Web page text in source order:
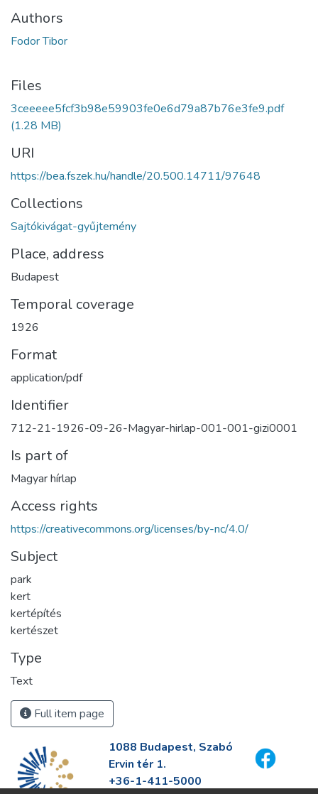
Authors
Fodor Tibor
Files
3ceeeee5fcf3b98e59903fe0e6d79a87b76e3fe9.pdf
(1.28 MB)
URI
https://bea.fszek.hu/handle/20.500.14711/97648
Collections
Sajtókivágat-gyűjtemény
Place, address
Budapest
Temporal coverage
1926
Format
application/pdf
Identifier
712-21-1926-09-26-Magyar-hirlap-001-001-gizi0001
Is part of
Magyar hírlap
Access rights
https://creativecommons.org/licenses/by-nc/4.0/
Subject
park
kert
kertépítés
kertészet
Type
Text
Full item page
1088 Budapest, Szabó
Ervin tér 1.
+36-1-411-5000